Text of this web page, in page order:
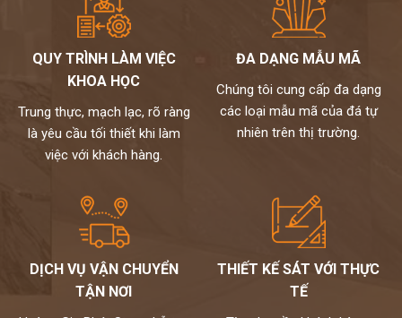
QUY TRÌNH LÀM VIỆC
KHOA HỌC
Trung thực, mạch lạc, rõ ràng
là yêu cầu tối thiết khi làm
việc với khách hàng.
ĐA DẠNG MẪU MÃ
Chúng tôi cung cấp đa dạng
các loại mẫu mã của đá tự
nhiên trên thị trường.
DỊCH VỤ VẬN CHUYỂN
TẬN NƠI
THIẾT KẾ SÁT VỚI THỰC
TẾ